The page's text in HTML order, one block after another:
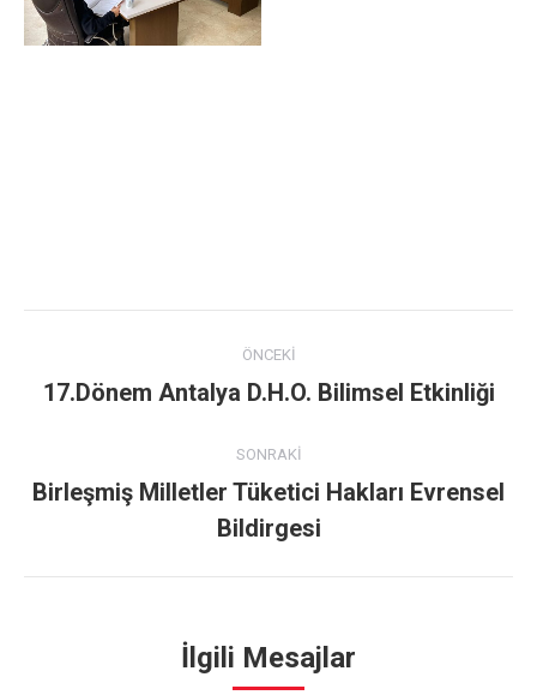
navigation
ÖNCEKI
Previous
17.Dönem Antalya D.H.O. Bilimsel Etkinliği
SONRAKI
Next
post:
Birleşmiş Milletler Tüketici Hakları Evrensel
Bildirgesi
İlgili Mesajlar